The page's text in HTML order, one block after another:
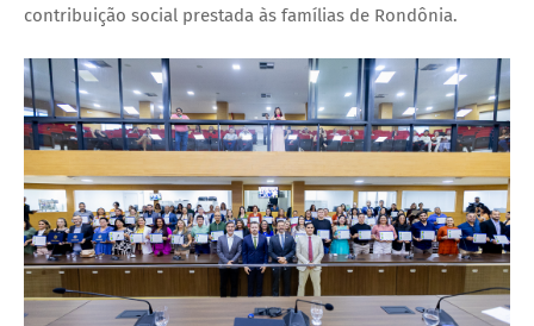
contribuição social prestada às famílias de Rondônia.